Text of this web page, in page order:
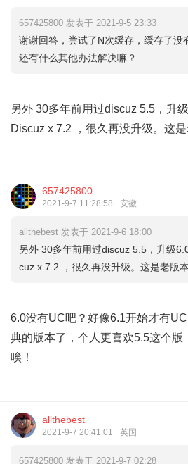
657425800 发表于 2021-9-5 23:33
谢谢回答，尝试了N次缓存，缓存了没
还有什么其他办法解决嘛？ ...
另外 30多年前用过discuz 5.5，升
Discuz x 7.2 ，很久再没升级。这
657425800
2021-9-7 11:28:58 安徽
allthebest 发表于 2021-9-6 18:00
另外 30多年前用过discuz 5.5，升级
cuz x 7.2 ，很久再没升级。这是老版本
6.0没有UC吧？好像6.1开始才有
典的版本了，个人更喜欢5.5这个版
唉！
allthebest
2021-9-7 20:41:01 英国
657425800 发表于 2021-9-7 02:28